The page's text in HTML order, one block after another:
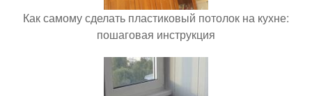
Как самому сделать пластиковый потолок на кухне:
пошаговая инструкция